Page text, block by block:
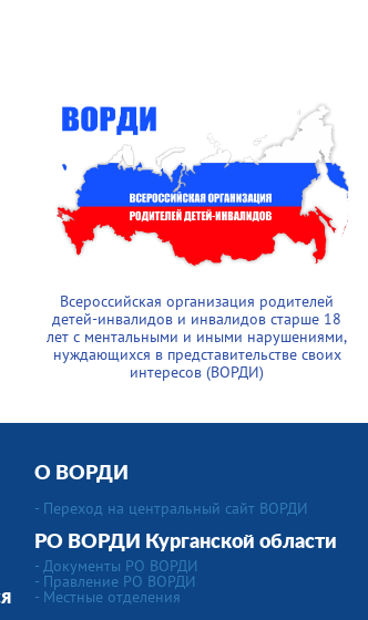
Всероссийская организация родителей
детей-инвалидов и инвалидов старше 18
лет с ментальными и иными нарушениями,
нуждающихся в представительстве своих
интересов (ВОРДИ)
О ВОРДИ
- Переход на центральный сайт ВОРДИ
РО ВОРДИ Курганской области
- Документы РО ВОРДИ
- Правление РО ВОРДИ
- Местные отделения